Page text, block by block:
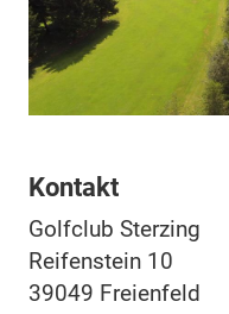
Kontakt
Golfclub Sterzing
Reifenstein 10
39049 Freienfeld